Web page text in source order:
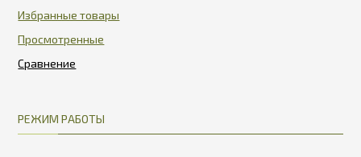
Избранные товары
Просмотренные
РЕЖИМ РАБОТЫ